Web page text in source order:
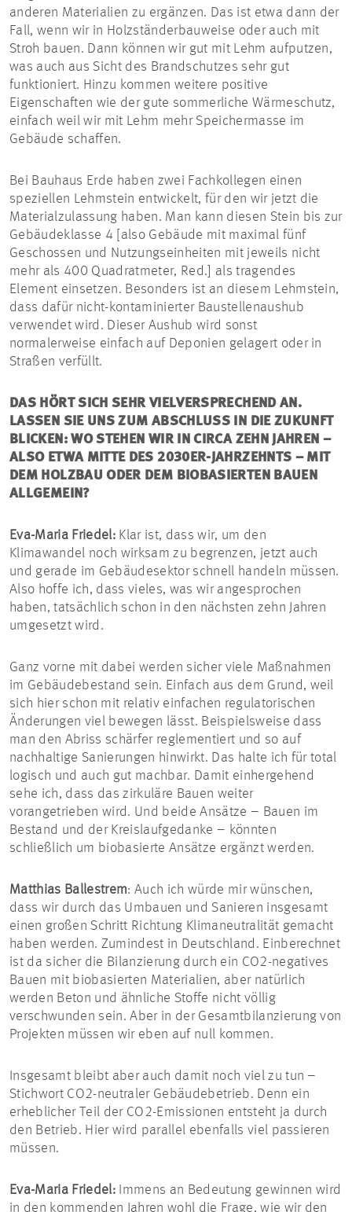
anderen Materialien zu ergänzen. Das ist etwa dann der
Fall, wenn wir in Holzständerbauweise oder auch mit
Stroh bauen. Dann können wir gut mit Lehm aufputzen,
was auch aus Sicht des Brandschutzes sehr gut
funktioniert. Hinzu kommen weitere positive
Eigenschaften wie der gute sommerliche Wärmeschutz,
einfach weil wir mit Lehm mehr Speichermasse im
Gebäude schaffen.
Bei Bauhaus Erde haben zwei Fachkollegen einen
speziellen Lehmstein entwickelt, für den wir jetzt die
Materialzulassung haben. Man kann diesen Stein bis zur
Gebäudeklasse 4 [also Gebäude mit maximal fünf
Geschossen und Nutzungseinheiten mit jeweils nicht
mehr als 400 Quadratmeter, Red.] als tragendes
Element einsetzen. Besonders ist an diesem Lehmstein,
dass dafür nicht-kontaminierter Baustellenaushub
verwendet wird. Dieser Aushub wird sonst
normalerweise einfach auf Deponien gelagert oder in
Straßen verfüllt.
DAS HÖRT SICH SEHR VIELVERSPRECHEND AN.
LASSEN SIE UNS ZUM ABSCHLUSS IN DIE ZUKUNFT
BLICKEN: WO STEHEN WIR IN CIRCA ZEHN JAHREN –
ALSO ETWA MITTE DES 2030ER-JAHRZEHNTS – MIT
DEM HOLZBAU ODER DEM BIOBASIERTEN BAUEN
ALLGEMEIN?
Eva-Maria Friedel:Klar ist, dass wir, um den
Klimawandel noch wirksam zu begrenzen, jetzt auch
und gerade im Gebäudesektor schnell handeln müssen.
Also hoffe ich, dass vieles, was wir angesprochen
haben, tatsächlich schon in den nächsten zehn Jahren
umgesetzt wird.
Ganz vorne mit dabei werden sicher viele Maßnahmen
im Gebäudebestand sein. Einfach aus dem Grund, weil
sich hier schon mit relativ einfachen regulatorischen
Änderungen viel bewegen lässt. Beispielsweise dass
man den Abriss schärfer reglementiert und so auf
nachhaltige Sanierungen hinwirkt. Das halte ich für total
logisch und auch gut machbar. Damit einhergehend
sehe ich, dass das zirkuläre Bauen weiter
vorangetrieben wird. Und beide Ansätze – Bauen im
Bestand und der Kreislaufgedanke – könnten
schließlich um biobasierte Ansätze ergänzt werden.
Matthias Ballestrem: Auch ich würde mir wünschen,
dass wir durch das Umbauen und Sanieren insgesamt
einen großen Schritt Richtung Klimaneutralität gemacht
haben werden. Zumindest in Deutschland. Einberechnet
ist da sicher die Bilanzierung durch ein CO2-negatives
Bauen mit biobasierten Materialien, aber natürlich
werden Beton und ähnliche Stoffe nicht völlig
verschwunden sein. Aber in der Gesamtbilanzierung von
Projekten müssen wir eben auf null kommen.
Insgesamt bleibt aber auch damit noch viel zu tun –
Stichwort CO2-neutraler Gebäudebetrieb. Denn ein
erheblicher Teil der CO2-Emissionen entsteht ja durch
den Betrieb. Hier wird parallel ebenfalls viel passieren
müssen.
Eva-Maria Friedel:Immens an Bedeutung gewinnen wird
in den kommenden Jahren wohl die Frage, wie wir den